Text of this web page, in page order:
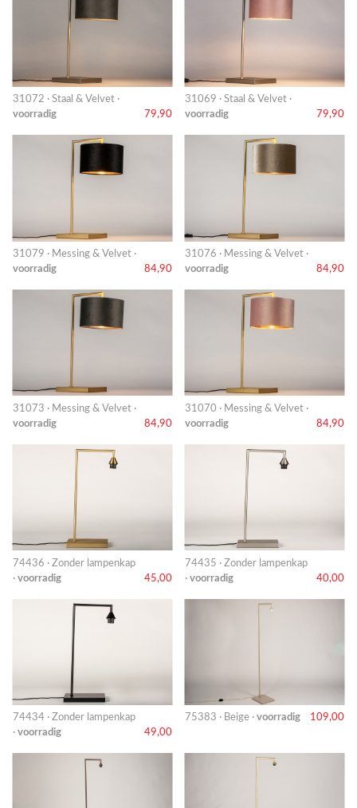
31072 · Staal & Velvet ·
voorradig
79,90
31069 · Staal & Velvet ·
voorradig
79,90
31079 · Messing & Velvet ·
voorradig
84,90
31076 · Messing & Velvet ·
voorradig
84,90
31073 · Messing & Velvet ·
voorradig
84,90
31070 · Messing & Velvet ·
voorradig
84,90
74436 · Zonder lampenkap
· voorradig 45,00
74435 · Zonder lampenkap
· voorradig 40,00
74434 · Zonder lampenkap
· voorradig 49,00
75383 · Beige · voorradig 109,00